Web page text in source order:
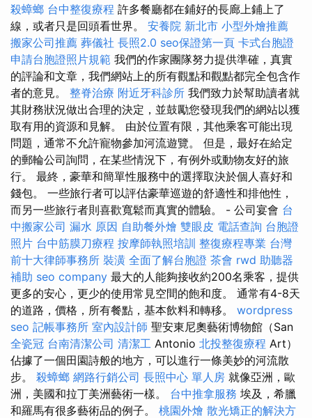
殺蟑螂 台中整復療程 許多餐廳都在鋪好的長廊上鋪上了
線，或者只是回頭看世界。 安養院 新北市 小型外燴推薦
搬家公司推薦 葬儀社 長照2.0 seo保證第一頁 卡式台胞證
申請台胞證照片規範 我們的作家團隊努力提供準確，真實
的評論和文章，我們網站上的所有觀點和觀點都完全包含作
者的意見。 整脊治療 附近牙科診所 我們致力於幫助讀者就
其財務狀況做出合理的決定，並鼓勵您發現我們的網站以獲
取有用的資源和見解。 由於位置有限，其他乘客可能出現
問題，通常不允許寵物參加河流遊覽。 但是，最好在給定
的郵輪公司詢問，在某些情況下，有例外或動物友好的旅
行。 最終，豪華和簡單性服務中的選擇取決於個人喜好和
錢包。 一些旅行者可以評估豪華巡遊的舒適性和排他性，
而另一些旅行者則喜歡寬鬆而真實的體驗。 - 公司宴會 台
中搬家公司 漏水 原因 自助餐外燴 雙眼皮 電話查詢 台胞證
照片 台中筋膜刀療程 按摩師執照培訓 整復療程專業 台灣
前十大律師事務所 裝潢 全面了解台胞證 茶會 rwd 助聽器
補助 seo company 最大的人能夠接收約200名乘客，提供
更多的安心，更少的使用常見空間的飽和度。 通常有4-8天
的道路，價格，所有餐點，基本飲料和轉移。 wordpress
seo 記帳事務所 室內設計師 聖安東尼奧藝術博物館（San
全瓷冠 台南清潔公司 清潔工 Antonio 北投整復療程 Art）
佔據了一個田園詩般的地方，可以進行一條美妙的河流散
步。 殺蟑螂 網路行銷公司 長照中心 單人房 就像亞洲，歐
洲，美國和拉丁美洲藝術一樣。 台中推拿服務 埃及，希臘
和羅馬有很多藝術品的例子。 桃園外燴 散光矯正的解決方